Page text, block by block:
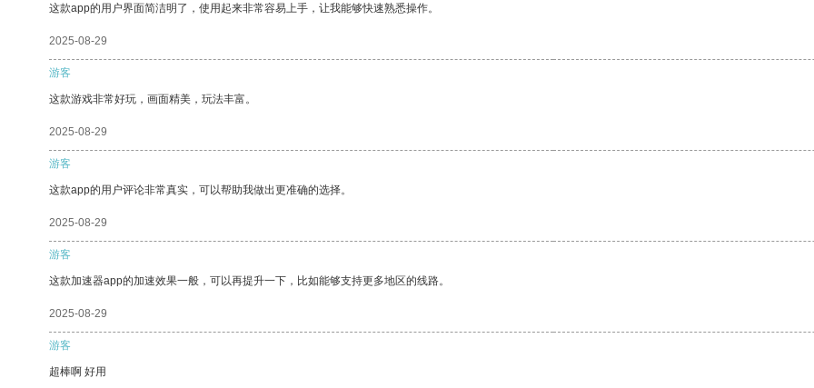
这款app的用户界面简洁明了，使用起来非常容易上手，让我能够快速熟悉操作。
2025-08-29
游客
这款游戏非常好玩，画面精美，玩法丰富。
2025-08-29
游客
这款app的用户评论非常真实，可以帮助我做出更准确的选择。
2025-08-29
游客
这款加速器app的加速效果一般，可以再提升一下，比如能够支持更多地区的线路。
2025-08-29
游客
超棒啊 好用